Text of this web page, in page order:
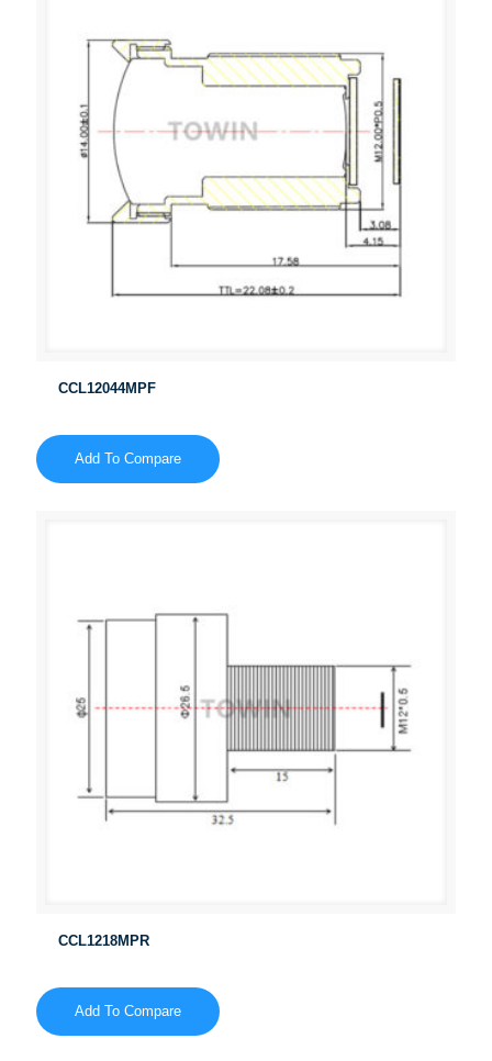
CCL12044MPF
Add To Compare
CCL1218MPR
Add To Compare